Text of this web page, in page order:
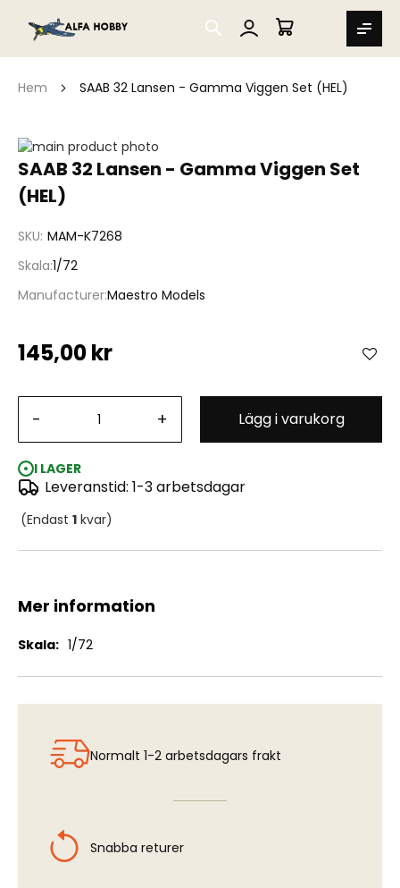
SEARCH
MIN VARUKORG
Hem SAAB 32 Lansen - Gamma Viggen Set (HEL)
SAAB 32 Lansen - Gamma Viggen Set
(HEL)
SKU MAM-K7268
Skala 1/72
ManufacturerMaestro Models
145,00 kr
- + Lägg i varukorg
I LAGER
Leveranstid: 1-3 arbetsdagar
(Endast 1 kvar)
Hoppa
till
slutet
av
SAAB 32 Lansen - Gamma Viggen Set (HEL)
Hoppa
till
början
bildgalleriet
Mer information
Mer
1/72
Normalt 1-2 arbetsdagars frakt
Snabba returer